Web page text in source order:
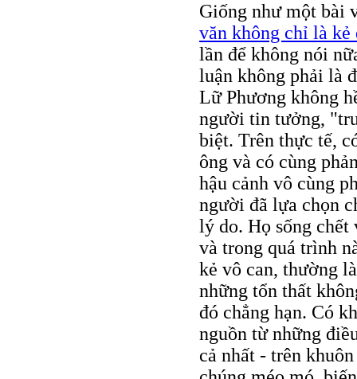
Giống như một bài
văn không chỉ là kẻ
lần để không nói
luận không phải là
Lữ Phương không
người tin tưởng,
biệt. Trên thực tế,
ông và có cùng
hậu cảnh vô cùng
người đã lựa chọn
lý do. Họ sống chết
và trong quá trình
kẻ vô can, thường
những tổn thất
đó chẳng hạn. Có
nguồn từ những
cả nhất - trên